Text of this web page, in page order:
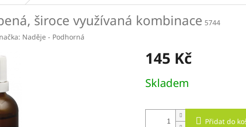
široce využívaná kombinace 5744
Naděje - Podhorná
145 Kč
cena:
Skladem
Přidat do